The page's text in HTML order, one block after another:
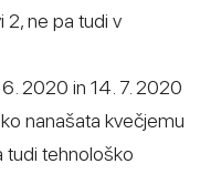
2, ne pa tudi v
2020 in 14. 7. 2020
nanašata kvečjemu
tudi tehnološko